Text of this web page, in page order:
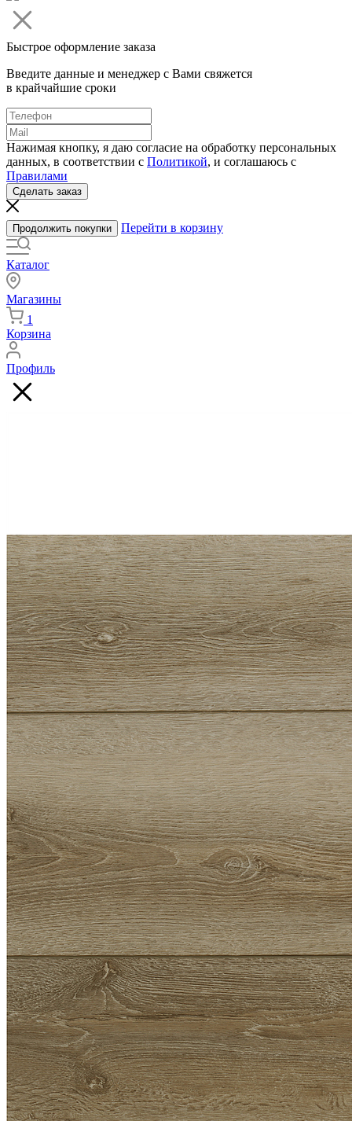
Быстрое оформление заказа
Введите данные и менеджер с Вами свяжется
в крайчайшие сроки
Нажимая кнопку, я даю согласие на обработку персональных
данных, в соответствии с Политикой, и соглашаюсь с
Правилами
Сделать заказ
Продолжить покупки Перейти в корзину
Каталог
Магазины
1
Корзина
Профиль